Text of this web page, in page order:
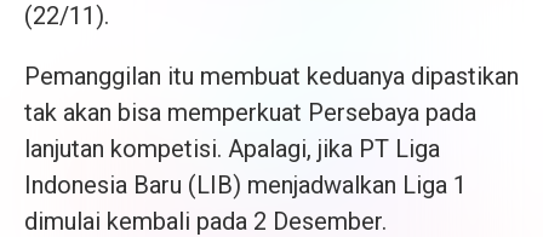
(22/11).
Pemanggilan itu membuat keduanya dipastikan
tak akan bisa memperkuat Persebaya pada
lanjutan kompetisi. Apalagi, jika PT Liga
Indonesia Baru (LIB) menjadwalkan Liga 1
dimulai kembali pada 2 Desember.